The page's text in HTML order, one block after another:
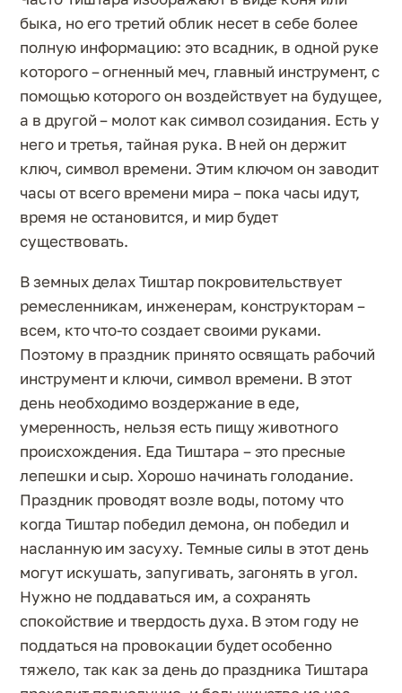
быка, но его третий облик несет в себе более
полную информацию: это всадник, в одной руке
которого – огненный меч, главный инструмент, с
помощью которого он воздействует на будущее,
а в другой – молот как символ созидания. Есть у
него и третья, тайная рука. В ней он держит
ключ, символ времени. Этим ключом он заводит
часы от всего времени мира – пока часы идут,
время не остановится, и мир будет
существовать.
В земных делах Тиштар покровительствует
ремесленникам, инженерам, конструкторам –
всем, кто что-то создает своими руками.
Поэтому в праздник принято освящать рабочий
инструмент и ключи, символ времени. В этот
день необходимо воздержание в еде,
умеренность, нельзя есть пищу животного
происхождения. Еда Тиштара – это пресные
лепешки и сыр. Хорошо начинать голодание.
Праздник проводят возле воды, потому что
когда Тиштар победил демона, он победил и
насланную им засуху. Темные силы в этот день
могут искушать, запугивать, загонять в угол.
Нужно не поддаваться им, а сохранять
спокойствие и твердость духа. В этом году не
поддаться на провокации будет особенно
тяжело, так как за день до праздника Тиштара